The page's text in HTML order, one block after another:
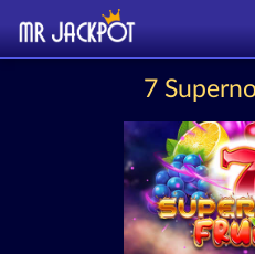
7